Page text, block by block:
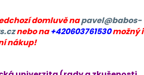
domluvě napavel@babos-
nebo na+420603761530možný i
nákup!